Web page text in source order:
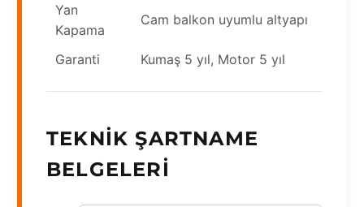
Yan
Kapama
Cam balkon uyumlu altyapı
Garanti Kumaş 5 yıl, Motor 5 yıl
TEKNIK ŞARTNAME
BELGELERI